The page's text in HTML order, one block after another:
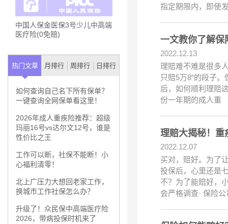
中国人保金医保3号少儿中高端
医疗险(0免赔)
热门文章 月排行 周排行 日排行
如何查询自己名下所有保单？
一键查询全网保单看这里！
2026年成人重疾险推荐：超级
玛丽16号vs达尔文12号，谁是
性价比之王
工作可以断，社保不能断！小
心福利清零！
北上广压力大想回老家工作，
换城市工作社保怎么办？
升级了！众民保中高端医疗险
2026，带病投保时机来了
指定期限内，即使
一文教你了解保
2022.12.13
理赔难不难是很多
只赔5万8“的段子
后，如何顺利理赔
份一年期的成人重
理赔大揭秘！重
2022.12.07
买对，赔好。为了
投保后，心里还是
不？为了能赔好，
会严格调查· 保险